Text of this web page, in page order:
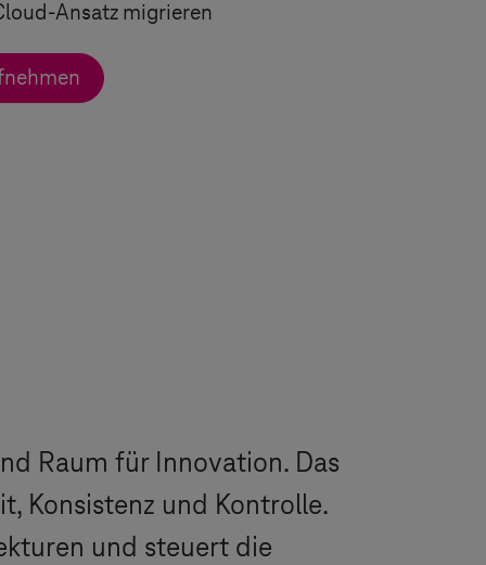
Ansatz migrieren
Raum für Innovation. Das
Konsistenz und Kontrolle.
und steuert die